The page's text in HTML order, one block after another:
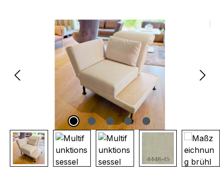
Bildergalerie überspringen